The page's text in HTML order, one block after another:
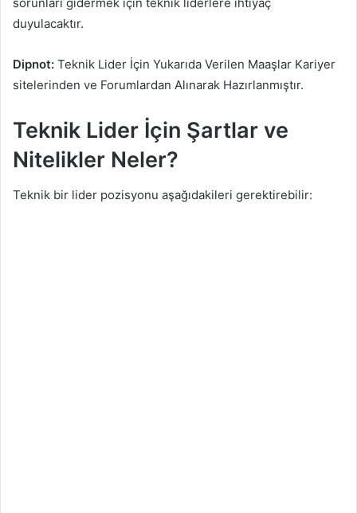
duyulacaktır.
Dipnot: Teknik Lider İçin Yukarıda Verilen Maaşlar Kariyer
sitelerinden ve Forumlardan Alınarak Hazırlanmıştır.
Teknik Lider İçin Şartlar ve
Nitelikler Neler?
Teknik bir lider pozisyonu aşağıdakileri gerektirebilir: